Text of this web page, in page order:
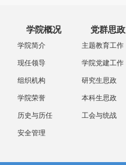
学院概况
学院简介
现任领导
组织机构
学院荣誉
历史与历任
安全管理
党群思政
主题教育工作
学院党建工作
研究生思政
本科生思政
工会与统战